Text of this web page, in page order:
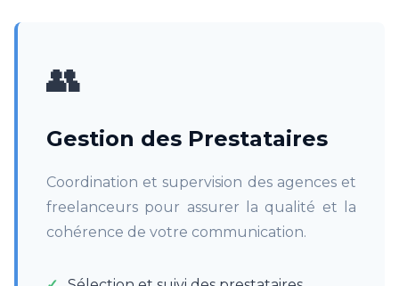
👥
Gestion des Prestataires
Coordination et supervision des agences et
freelanceurs pour assurer la qualité et la
cohérence de votre communication.